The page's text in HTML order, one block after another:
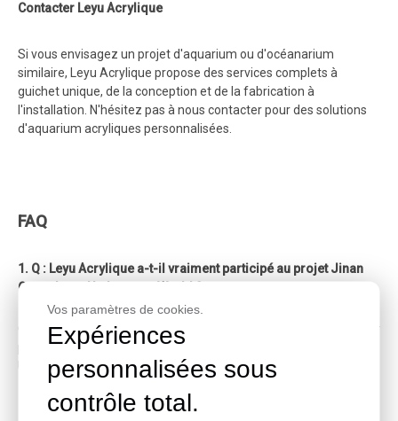
Contacter Leyu Acrylique
Si vous envisagez un projet d'aquarium ou d'océanarium
similaire, Leyu Acrylique propose des services complets à
guichet unique, de la conception et de la fabrication à
l'installation. N'hésitez pas à nous contacter pour des solutions
d'aquarium acryliques personnalisées.
FAQ
1. Q : Leyu Acrylique a-t-il vraiment participé au projet Jinan
Quancheng Underwater World ?
Oui. En 2014, Leyu Acrylique a coopéré avec le groupe Baxian
Guohai et a fourni des panneaux acryliques de haute qualité pour
plusieurs zones d'exposition majeures de Quancheng
Underwater World.
2. Q : Quel type d'acrylique a été utilisé dans le monde sous-
Vos paramètres de cookies.
Expériences
personnalisées sous
contrôle total.